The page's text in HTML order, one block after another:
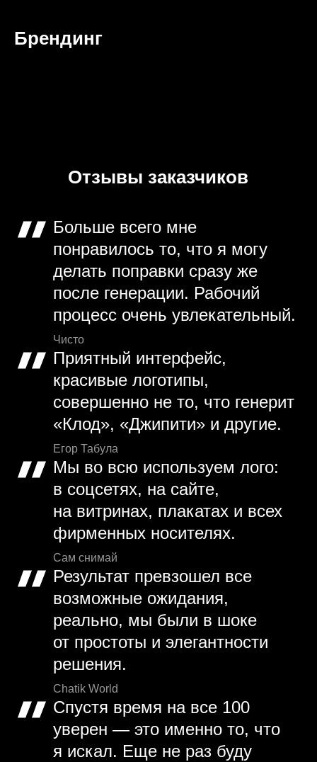
Брендинг
Отзывы заказчиков
Больше всего мне
понравилось то, что я могу
делать поправки сразу же
после генерации. Рабочий
процесс очень увлекательный.
Чисто
Приятный интерфейс,
красивые логотипы,
совершенно не то, что генерит
«Клод», «Джипити» и другие.
Егор Табула
Мы во всю используем лого:
в соцсетях, на сайте,
на витринах, плакатах и всех
фирменных носителях.
Сам снимай
Результат превзошел все
возможные ожидания,
реально, мы были в шоке
от простоты и элегантности
решения.
Chatik World
Спустя время на все 100
уверен — это именно то, что
я искал. Еще не раз буду